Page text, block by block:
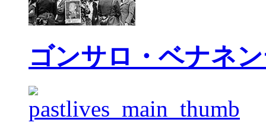
ゴンサロ・ベナネ